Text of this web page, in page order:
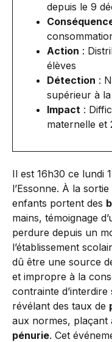
depuis le 9
Action :
élèves
Détection :
supérieur à
Impact :
maternelle et
Il est 16h30 ce lundi
l’Essonne. À la
enfants portent des
mains, témoignage
perdure depuis un
l’établissement
dû être une source
et impropre à la
contrainte
révélant des taux de
aux normes, plaçant
pénurie. Cet